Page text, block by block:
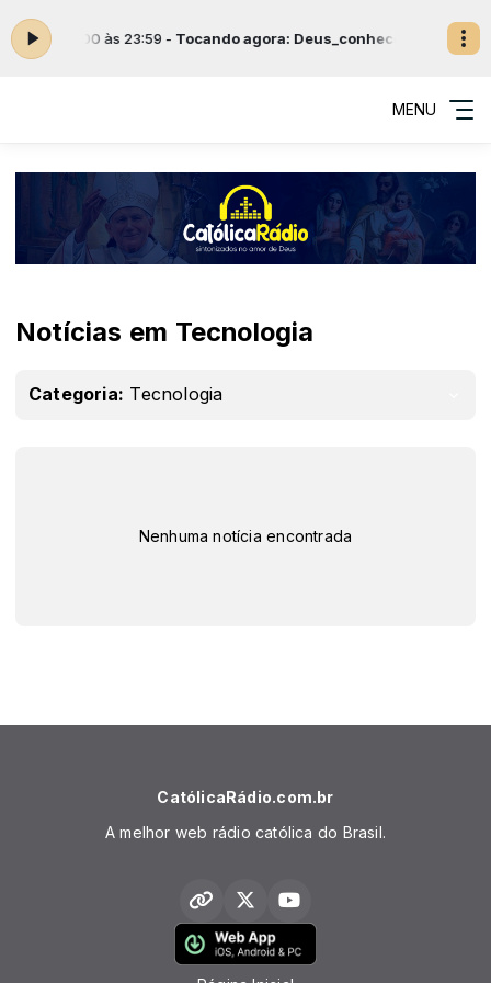
das 00:00 às 23:59 - Tocando agora:
MENU
Notícias em Tecnologia
Categoria: Tecnologia
Nenhuma notícia encontrada
CatólicaRádio.com.br
A melhor web rádio católica do Brasil.